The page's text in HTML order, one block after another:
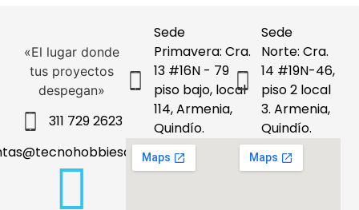
«El lugar donde
tus proyectos
despegan»
311 729 2623
Sede
Primavera: Cra.
13 #16N - 79
piso bajo, local
114, Armenia,
Quindío.
Sede
Norte: Cra.
14 #19N-46,
piso 2 local
3. Armenia,
Quindío.